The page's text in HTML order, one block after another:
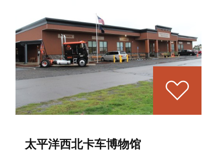
太平洋西北卡车博物馆